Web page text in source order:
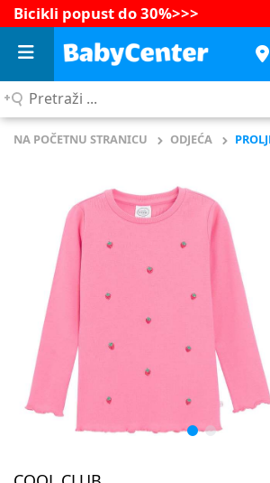
Bicikli popust do 30%>>>
Pretraži
NA POČETNU STRANICU ODJEĆA